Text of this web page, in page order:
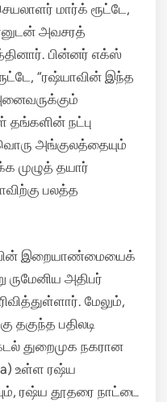
மார்க் ரூட்டே,
அவசரத்
பின்னர் எக்ஸ்
“ரஷ்யாவின் இந்த
நட்பு
அங்குலத்தையும்
முழுத் தயார்
பலத்த
இறையாண்மையைக்
அதிபர்
மேலும்,
தகுந்த பதிலடி
துறைமுக நகரான
உள்ள ரஷ்ய
ரஷ்ய தூதரை நாட்டை